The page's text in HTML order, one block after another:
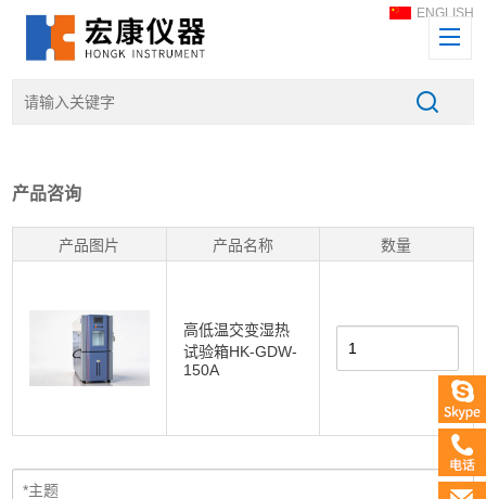
ENGLISH
产品咨询
产品图片 产品名称
高低温交变湿热
试验箱HK-GDW-
150A
数量